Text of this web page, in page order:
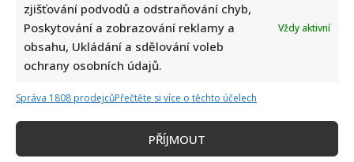
zjišťování podvodů a odstraňování chyb,
Poskytování a zobrazování reklamy a
obsahu, Ukládání a sdělování voleb
ochrany osobních údajů.
Vždy aktivní
Správa 1808 prodejcůPřečtěte si více o těchto účelech
PŘÍJMOUT